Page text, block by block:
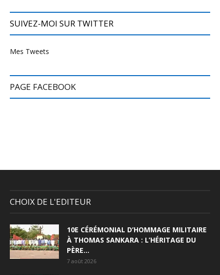
SUIVEZ-MOI SUR TWITTER
Mes Tweets
PAGE FACEBOOK
CHOIX DE L'EDITEUR
10E CÉRÉMONIAL D’HOMMAGE MILITAIRE
À THOMAS SANKARA : L’HÉRITAGE DU
PÈRE...
7 août 2026